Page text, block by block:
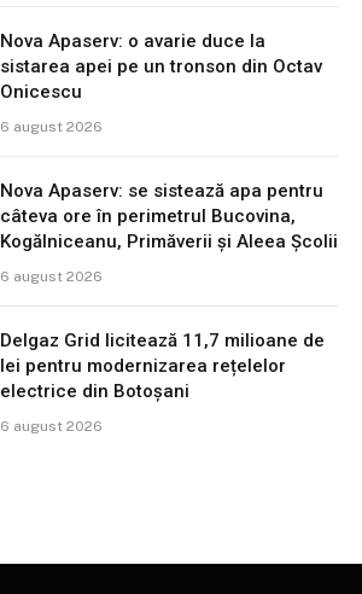
Nova Apaserv: o avarie duce la
sistarea apei pe un tronson din Octav
Onicescu
6 august 2026
Nova Apaserv: se sistează apa pentru
câteva ore în perimetrul Bucovina,
Kogălniceanu, Primăverii și Aleea Școlii
6 august 2026
Delgaz Grid licitează 11,7 milioane de
lei pentru modernizarea rețelelor
electrice din Botoșani
6 august 2026